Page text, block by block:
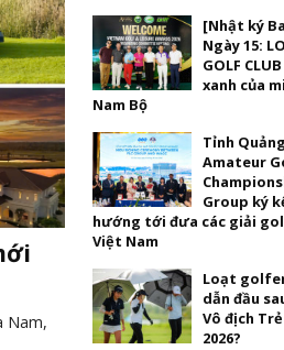
Nam,
[Nhật ký
Ngày 15:
GOLF
xanh của
Nam Bộ
Tỉnh
Amateur
Group ký
hướng tới đưa các giải
Việt Nam
Loạt
dẫn đầu
Vô địch
2026?